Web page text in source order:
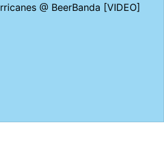
@ BeerBanda [VIDEO]